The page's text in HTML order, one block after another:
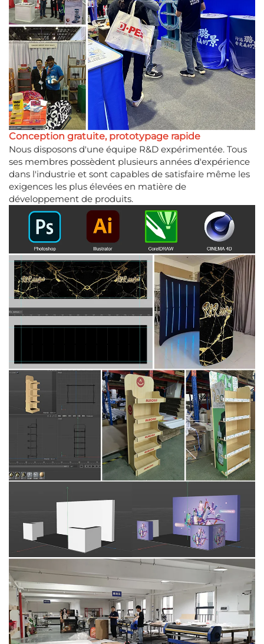
Conception gratuite, prototypage rapide
Nous disposons d'une équipe R&D expérimentée. Tous
ses membres possèdent plusieurs années d'expérience
dans l'industrie et sont capables de satisfaire même les
exigences les plus élevées en matière de
développement de produits.